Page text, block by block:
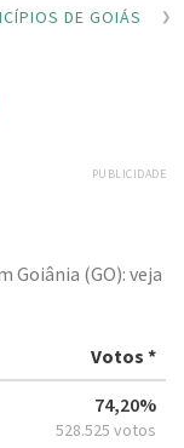
DE GOIÁS
PUBLICIDADE
Goiânia (GO): veja
Votos *
74,20%
528.525 votos